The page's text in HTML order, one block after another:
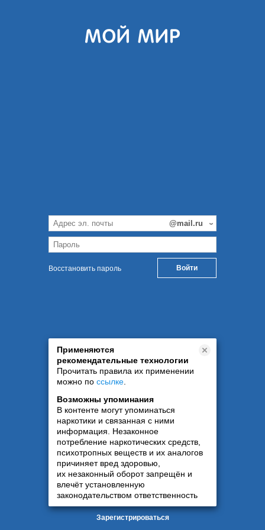
Восстановить пароль
Применяются
рекомендательные технологии
Прочитать правила их применении
можно по ссылке
Возможны упоминания
В контенте могут упоминаться
наркотики и связанная с ними
информация. Незаконное
потребление наркотических средств,
психотропных веществ и их аналогов
причиняет вред здоровью,
их незаконный оборот запрещён и
влечёт установленную
законодательством ответственность
Зарегистрироваться